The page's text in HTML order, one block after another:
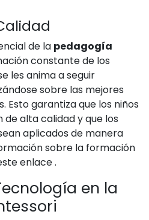
de la pedagogía
constante de los
les anima a seguir
sobre las mejores
Esto garantiza que los niños
alta calidad y que los
aplicados de manera
sobre la formación
enlace.
en la